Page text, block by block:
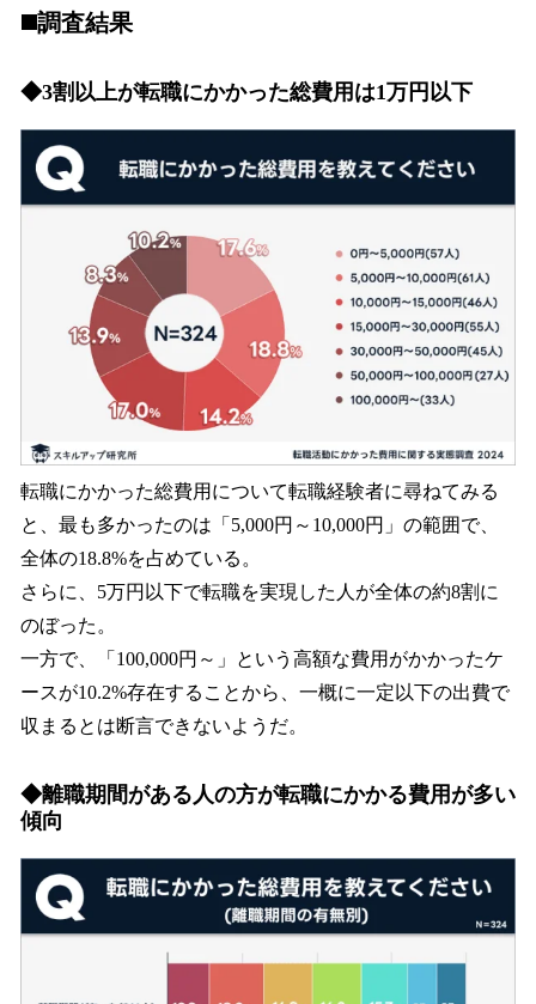
◼️調査結果
◆3割以上が転職にかかった総費用は1万円以下
転職にかかった総費用について転職経験者に尋ねてみる
と、最も多かったのは「5,000円～10,000円」の範囲で、
全体の18.8%を占めている。
さらに、5万円以下で転職を実現した人が全体の約8割に
のぼった。
一方で、「100,000円～」という高額な費用がかかったケ
ースが10.2%存在することから、一概に一定以下の出費で
収まるとは断言できないようだ。
◆離職期間がある人の方が転職にかかる費用が多い
傾向